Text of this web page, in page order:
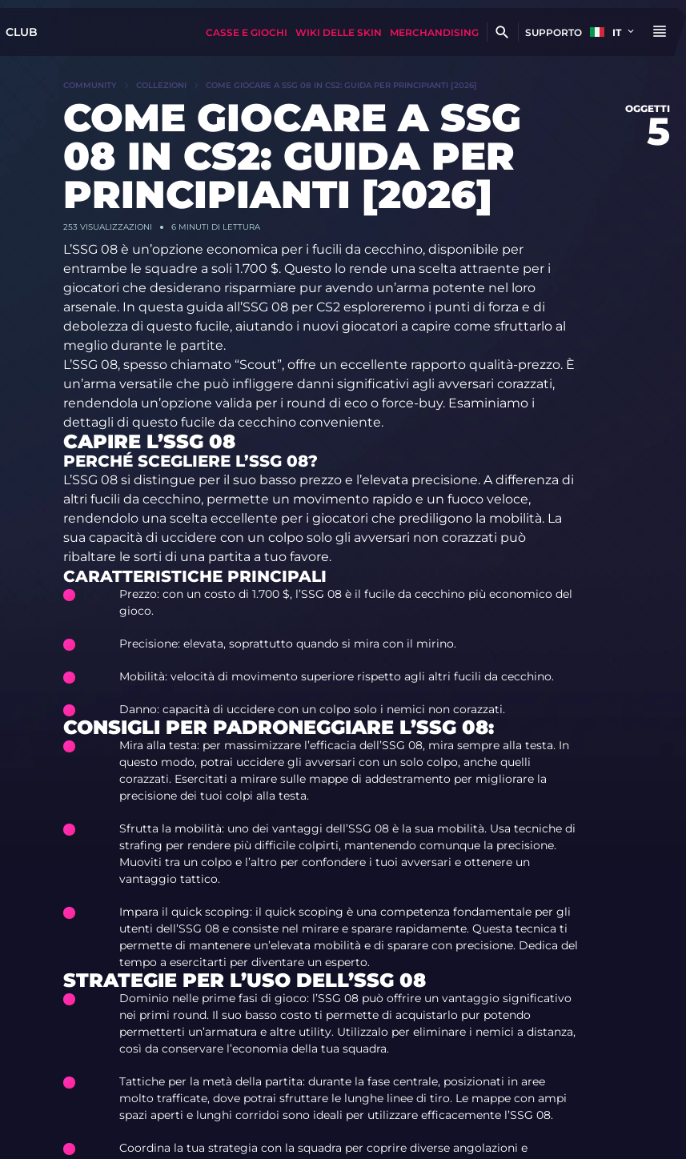
CLUB CASSE E GIOCHI WIKI DELLE SKIN MERCHANDISING SUPPORTO IT
COMMUNITY COLLEZIONI COME GIOCARE A SSG 08 IN CS2: GUIDA PER PRINCIPIANTI [2026]
COME GIOCARE A SSG
08 IN CS2: GUIDA PER
PRINCIPIANTI [2026]
OGGETTI
5
253 VISUALIZZAZIONI 6 MINUTI DI LETTURA
L’SSG 08 è un’opzione economica per i fucili da cecchino, disponibile per
entrambe le squadre a soli 1.700 $. Questo lo rende una scelta attraente per i
giocatori che desiderano risparmiare pur avendo un’arma potente nel loro
arsenale. In questa guida all’SSG 08 per CS2 esploreremo i punti di forza e di
debolezza di questo fucile, aiutando i nuovi giocatori a capire come sfruttarlo al
meglio durante le partite.
L’SSG 08, spesso chiamato “Scout”, offre un eccellente rapporto qualità-prezzo. È
un’arma versatile che può infliggere danni significativi agli avversari corazzati,
rendendola un’opzione valida per i round di eco o force-buy. Esaminiamo i
dettagli di questo fucile da cecchino conveniente.
CAPIRE L’SSG 08
PERCHÉ SCEGLIERE L’SSG 08?
L’SSG 08 si distingue per il suo basso prezzo e l’elevata precisione. A differenza di
altri fucili da cecchino, permette un movimento rapido e un fuoco veloce,
rendendolo una scelta eccellente per i giocatori che prediligono la mobilità. La
sua capacità di uccidere con un colpo solo gli avversari non corazzati può
ribaltare le sorti di una partita a tuo favore.
CARATTERISTICHE PRINCIPALI
Prezzo: con un costo di 1.700 $, l’SSG 08 è il fucile da cecchino più economico del
gioco.
Precisione: elevata, soprattutto quando si mira con il mirino.
Mobilità: velocità di movimento superiore rispetto agli altri fucili da cecchino.
Danno: capacità di uccidere con un colpo solo i nemici non corazzati.
CONSIGLI PER PADRONEGGIARE L’SSG 08:
Mira alla testa: per massimizzare l’efficacia dell’SSG 08, mira sempre alla testa. In
questo modo, potrai uccidere gli avversari con un solo colpo, anche quelli
corazzati. Esercitati a mirare sulle mappe di addestramento per migliorare la
precisione dei tuoi colpi alla testa.
Sfrutta la mobilità: uno dei vantaggi dell’SSG 08 è la sua mobilità. Usa tecniche di
strafing per rendere più difficile colpirti, mantenendo comunque la precisione.
Muoviti tra un colpo e l’altro per confondere i tuoi avversari e ottenere un
vantaggio tattico.
Impara il quick scoping: il quick scoping è una competenza fondamentale per gli
utenti dell’SSG 08 e consiste nel mirare e sparare rapidamente. Questa tecnica ti
permette di mantenere un’elevata mobilità e di sparare con precisione. Dedica del
tempo a esercitarti per diventare un esperto.
STRATEGIE PER L’USO DELL’SSG 08
Dominio nelle prime fasi di gioco: l’SSG 08 può offrire un vantaggio significativo
nei primi round. Il suo basso costo ti permette di acquistarlo pur potendo
permetterti un’armatura e altre utility. Utilizzalo per eliminare i nemici a distanza,
così da conservare l’economia della tua squadra.
Tattiche per la metà della partita: durante la fase centrale, posizionati in aree
molto trafficate, dove potrai sfruttare le lunghe linee di tiro. Le mappe con ampi
spazi aperti e lunghi corridoi sono ideali per utilizzare efficacemente l’SSG 08.
Coordina la tua strategia con la squadra per coprire diverse angolazioni e